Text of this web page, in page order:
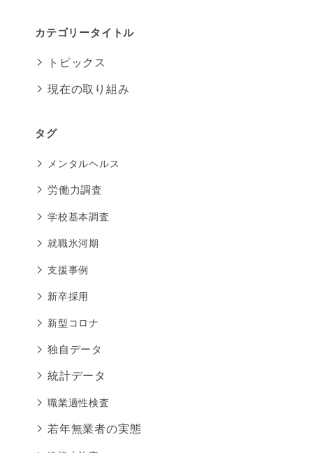
カテゴリータイトル
トピックス
現在の取り組み
タグ
メンタルヘルス
労働力調査
学校基本調査
就職氷河期
支援事例
新卒採用
新型コロナ
独自データ
統計データ
職業適性検査
若年無業者の実態